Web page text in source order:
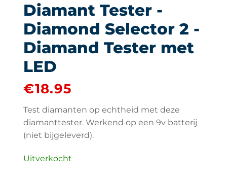
Diamant Tester -
Diamond Selector 2 -
Diamand Tester met
LED
€18.95
Test diamanten op echtheid met deze
diamanttester. Werkend op een 9v batterij
(niet bijgeleverd).
Uitverkocht